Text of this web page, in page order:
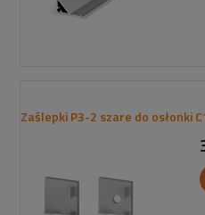
Zaślepki P3-2 szare do osłonki